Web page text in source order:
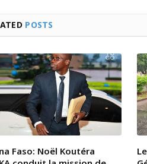
POSTS
Faso: Noël Koutéra